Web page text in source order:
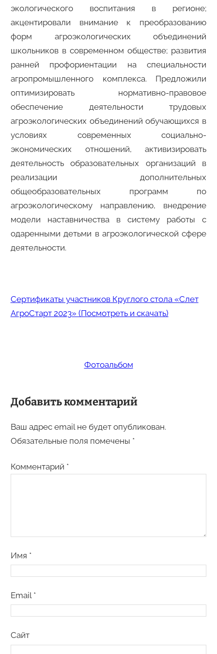
экологического воспитания в регионе;
акцентировали внимание к преобразованию
форм агроэкологических объединений
школьников в современном обществе; развития
ранней профориентации на специальности
агропромышленного комплекса. Предложили
оптимизировать нормативно-правовое
обеспечение деятельности трудовых
агроэкологических объединений обучающихся в
условиях современных социально-
экономических отношений, активизировать
деятельность образовательных организаций в
реализации дополнительных
общеобразовательных программ по
агроэкологическому направлению, внедрение
модели наставничества в систему работы с
одаренными детьми в агроэкологической сфере
деятельности.
Сертификаты участников Круглого стола «Слет
АгроСтарт 2023» (Посмотреть и скачать)
Фотоальбом
Добавить комментарий
Ваш адрес email не будет опубликован.
Обязательные поля помечены *
Комментарий *
Имя *
Email *
Сайт